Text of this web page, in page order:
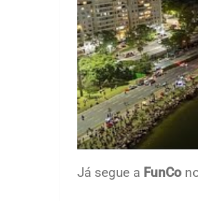
Já segue a FunCo